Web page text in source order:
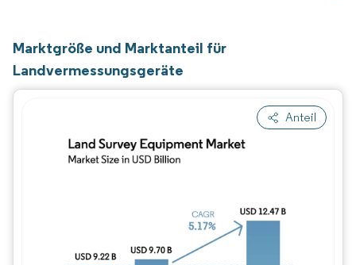
Marktgröße und Marktanteil für
Landvermessungsgeräte
Anteil